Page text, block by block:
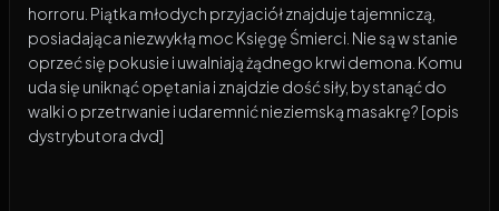
horroru. Piątka młodych przyjaciół znajduje tajemniczą,
posiadająca niezwykłą moc Księgę Śmierci. Nie są w stanie
oprzeć się pokusie i uwalniają żądnego krwi demona. Komu
uda się uniknąć opętania i znajdzie dość siły, by stanąć do
walki o przetrwanie i udaremnić nieziemską masakrę? [opis
dystrybutora dvd]